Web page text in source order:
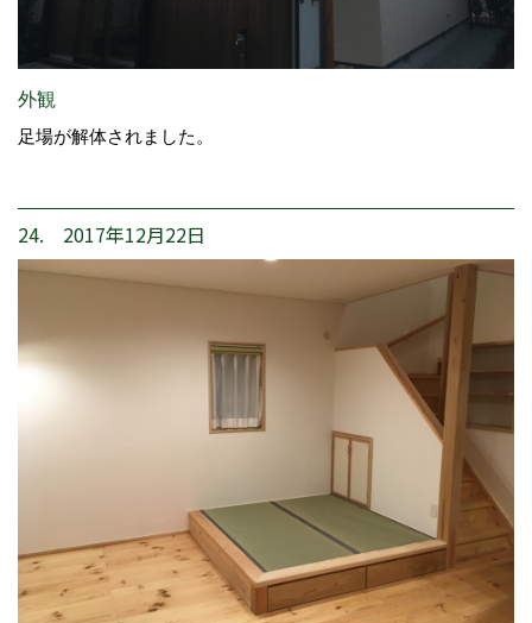
外観
足場が解体されました。
24. 2017年12月22日